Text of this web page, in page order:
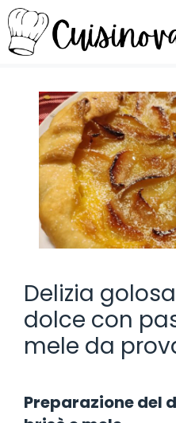
Vai
al
contenuto
Delizia
dolce con
mele da
Preparazione del